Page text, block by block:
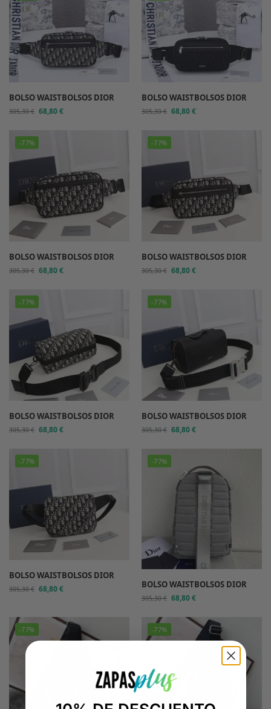
BOLSO WAISTBOLSOS DIOR
305,30€ 68,80€
BOLSO WAISTBOLSOS DIOR
305,30€ 68,80€
-77%
BOLSO WAISTBOLSOS DIOR
305,30€ 68,80€
-77%
BOLSO WAISTBOLSOS DIOR
305,30€ 68,80€
-77%
BOLSO WAISTBOLSOS DIOR
305,30€ 68,80€
-77%
BOLSO WAISTBOLSOS DIOR
305,30€ 68,80€
-77%
BOLSO WAISTBOLSOS DIOR
305,30€ 68,80€
-77%
BOLSO WAISTBOLSOS DIOR
305,30€ 68,80€
-77% -77%